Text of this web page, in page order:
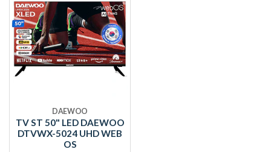
DAEWOO
TV ST 50" LED DAEWOO
DTVWX-5024 UHD WEB
OS